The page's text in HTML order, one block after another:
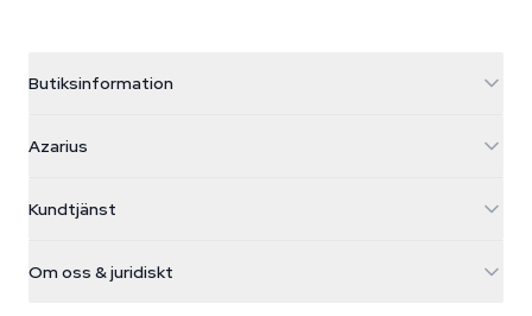
Butiksinformation
Galvaniweg 11
Nederland
+31(0)204897914
Azarius
Smokeshop
Kundtjänst
Om oss & juridiskt